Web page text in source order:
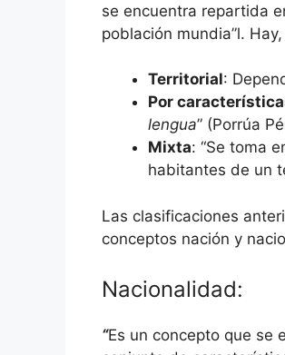
se encuentra repartida
población mundia”l.
Territorial:
Por
lengua” (Porrúa
Mixta: “Se toma
habitantes de un
Las clasificaciones
conceptos nación y
Nacionalidad:
“Es un concepto que se